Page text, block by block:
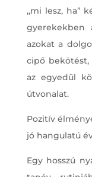
,,mi lesz, ha”
gyerekekben
azokat a
cipő bekötést,
az egyedül
útvonalat.
Pozitív
jó hangulatú
Egy hosszú